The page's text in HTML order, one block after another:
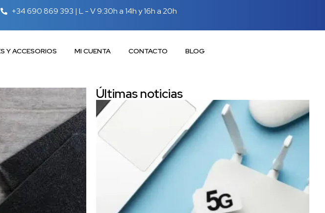
+34 690 869 393 | L - V 9:30h a 14h y 16h a 20h
Y ACCESORIOS MI CUENTA CONTACTO BLOG
Últimas noticias